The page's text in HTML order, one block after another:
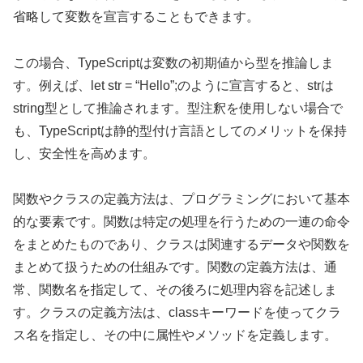
省略して変数を宣言することもできます。
この場合、TypeScriptは変数の初期値から型を推論しま
す。例えば、let str = “Hello”;のように宣言すると、strは
string型として推論されます。型注釈を使用しない場合で
も、TypeScriptは静的型付け言語としてのメリットを保持
し、安全性を高めます。
関数やクラスの定義方法は、プログラミングにおいて基本
的な要素です。関数は特定の処理を行うための一連の命令
をまとめたものであり、クラスは関連するデータや関数を
まとめて扱うための仕組みです。関数の定義方法は、通
常、関数名を指定して、その後ろに処理内容を記述しま
す。クラスの定義方法は、classキーワードを使ってクラ
ス名を指定し、その中に属性やメソッドを定義します。